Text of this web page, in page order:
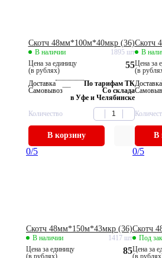
Скотч 48мм*100м*40мкр (36)
В наличии
1895 шт
Цена за единицу
(в рублях)
55
Доставка
По тарифам ТК
Самовывоз
Со склада
в Уфе и Челябинске
Количество
В корзину
Скотч
В
Цена за
(в
Доставка
В
0/5
Скотч 48мм*150м*43мкр (36)
В наличии
1417 шт
Цена за единицу
(в рублях)
85
0/5
Скотч
Под
Цена за
(в